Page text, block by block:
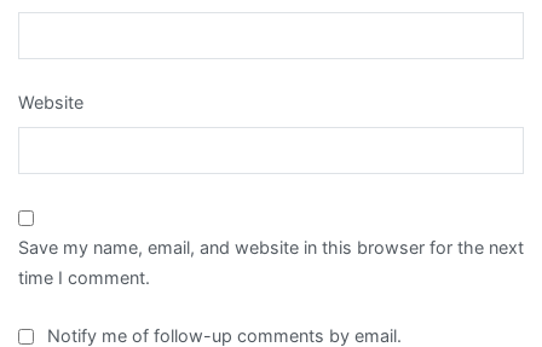
Website
Save my name, email, and website in this browser for the next
time I comment.
Notify me of follow-up comments by email.